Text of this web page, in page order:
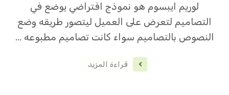
لوريم ايبسوم هو نموذج افتراضي يوضع في
التصاميم لتعرض على العميل ليتصور طريقه وضع
النصوص بالتصاميم سواء كانت تصاميم مطبوعه ...
قراءة المزيد